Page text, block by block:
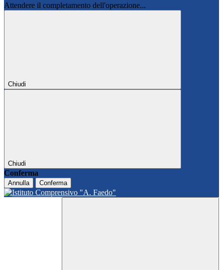
Attendere il completamento dell'operazione...
Chiudi
Chiudi
Conferma
Annulla Conferma